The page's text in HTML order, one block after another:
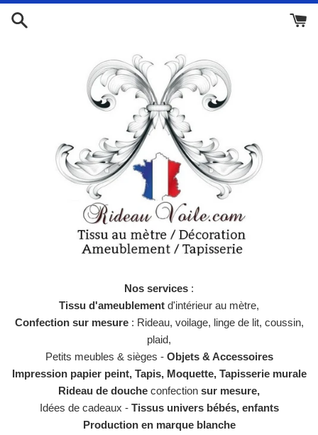
Passer
Nos services :
Tissu d'ameublement d'intérieur au mètre,
Confection sur mesure: Rideau, voilage, linge de lit, coussin,
plaid,
Petits meubles & sièges - Objets & Accessoires
Impression papier peint, Tapis, Moquette, Tapisserie murale
Rideau de douche confection sur mesure,
Idées de cadeaux - Tissus univers bébés, enfants
Production en marque blanche